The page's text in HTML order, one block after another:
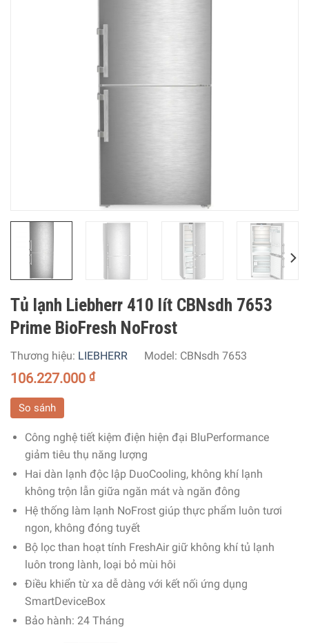
Tủ lạnh Liebherr 410 lít CBNsdh 7653
Prime BioFresh NoFrost
Thương hiệu: LIEBHERR Model: CBNsdh 7653
106.227.000 ₫
So sánh
Công nghệ tiết kiệm điện hiện đại BluPerformance
giảm tiêu thụ năng lượng
Hai dàn lạnh độc lập DuoCooling, không khí lạnh
không trộn lẫn giữa ngăn mát và ngăn đông
Hệ thống làm lạnh NoFrost giúp thực phẩm luôn tươi
ngon, không đóng tuyết
Bộ lọc than hoạt tính FreshAir giữ không khí tủ lạnh
luôn trong lành, loại bỏ mùi hôi
Điều khiển từ xa dễ dàng với kết nối ứng dụng
SmartDeviceBox
Bảo hành: 24 Tháng